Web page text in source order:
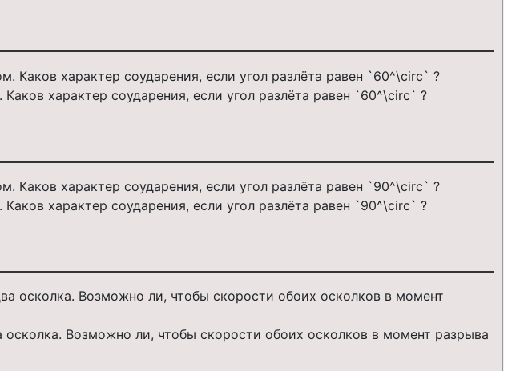
характер соударения, если угол разлёта равен `60^\circ` ?
характер соударения, если угол разлёта равен `90^\circ` ?
Возможно ли, чтобы скорости обоих осколков в момент разрыва